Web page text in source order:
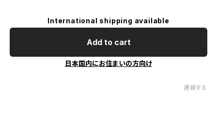
International shipping available
Add to cart
日本国内にお住まいの方向け
通報する